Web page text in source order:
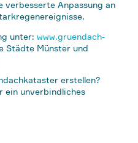
verbesserte Anpassung an
unter:www.gruendach-
Städte Münster und
erstellen?
ein unverbindliches